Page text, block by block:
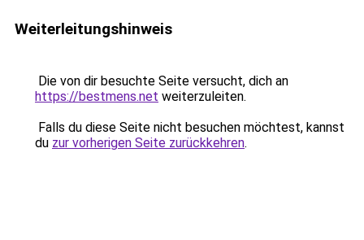
Weiterleitungshinweis
Die von dir besuchte Seite versucht, dich an
https://bestmens.net weiterzuleiten.
Falls du diese Seite nicht besuchen möchtest, kannst
du zur vorherigen Seite zurückkehren.